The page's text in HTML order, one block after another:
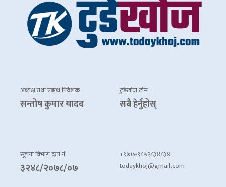
अध्यक्ष तथा प्रबन्ध निर्देशक:
सन्तोष कुमार यादव
टुडेखोज टीम :
सबै हेर्नुहोस्
सूचना विभाग दर्ता नं.
३२४८/२०७८/०७
+९७७-९८५२८३४८३४
todaykhoj@gmail.com